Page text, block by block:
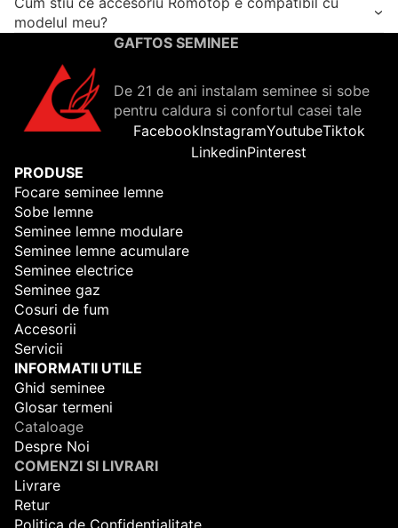
modelul meu?
GAFTOS SEMINEE
De 21 de ani instalam seminee si sobe
pentru caldura si confortul casei tale
FacebookInstagramYoutubeTiktok
LinkedinPinterest
PRODUSE
Focare seminee lemne
Sobe lemne
Seminee lemne modulare
Seminee lemne acumulare
Seminee electrice
Seminee gaz
Cosuri de fum
Accesorii
Servicii
INFORMATII UTILE
Ghid seminee
Glosar termeni
Cataloage
Despre Noi
COMENZI SI LIVRARI
Livrare
Retur